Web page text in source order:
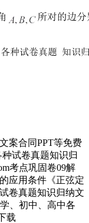
案合同PPT等免费
试卷真题知识归
考点巩固卷09解
应用条件《正弦定
卷真题知识归纳文
、初中、高中各
载